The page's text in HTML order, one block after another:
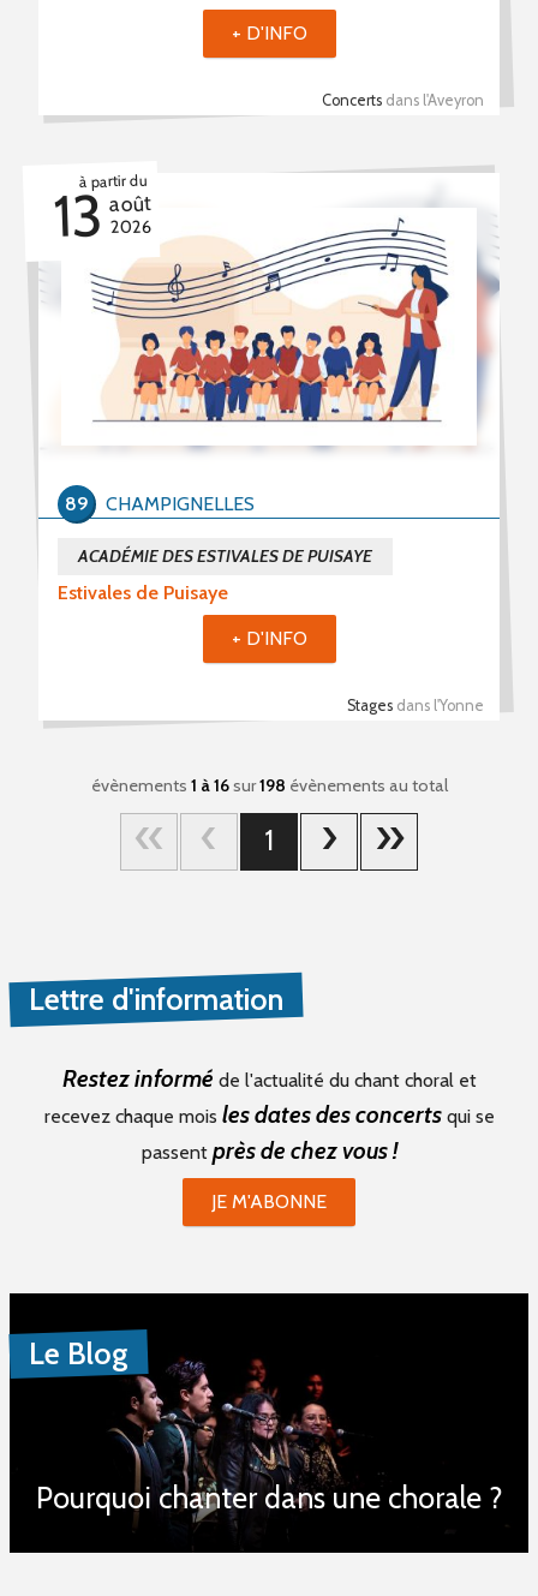
Concerts dans l'Aveyron
+ D'INFO
à partir du
13 août
2026
Estivales de Puisaye
ACADÉMIE DES ESTIVALES DE PUISAYE
Stages dans l'Yonne
CHAMPIGNELLES
89
+ D'INFO
évènements 1 à 16sur198 évènements au total
1
Lettre d'information
Restez informé de l'actualité du chant choral et
recevez chaque mois les dates des concertsqui se
passent près de chez vous !
JE M'ABONNE
Le Blog
Pourquoi chanter dans une chorale ?